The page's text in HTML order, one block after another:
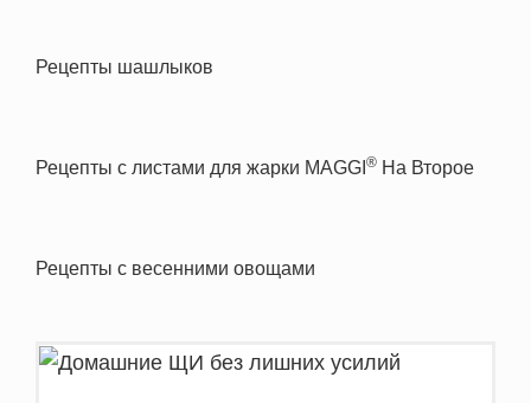
Рецепты шашлыков
Рецепты с листами для жарки MAGGI ® На Второе
Рецепты с весенними овощами